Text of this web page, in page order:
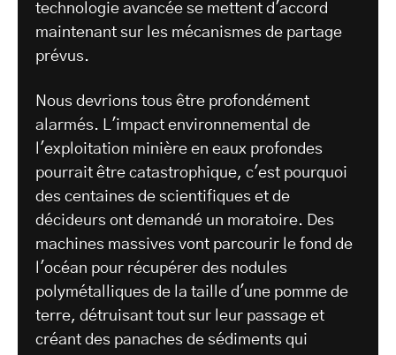
technologie avancée se mettent d'accord
maintenant sur les mécanismes de partage
prévus.
Nous devrions tous être profondément
alarmés. L'impact environnemental de
l'exploitation minière en eaux profondes
pourrait être catastrophique, c'est pourquoi
des centaines de scientifiques et de
décideurs ont demandé un moratoire. Des
machines massives vont parcourir le fond de
l'océan pour récupérer des nodules
polymétalliques de la taille d'une pomme de
terre, détruisant tout sur leur passage et
créant des panaches de sédiments qui